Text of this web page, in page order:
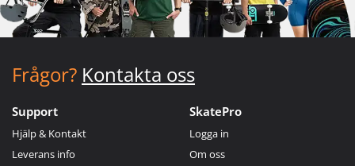
Frågor? Kontakta oss
Support
Hjälp & Kontakt
Leverans info
SkatePro
Logga in
Om oss